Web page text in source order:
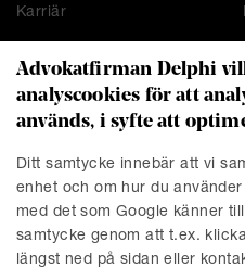
Karriär
KONTAKT
Stockholm
Presskontakt
Linköping
Advokatfirman Delphi
analyscookies för att
används, i syfte att
Ditt samtycke innebär att vi
enhet och om hur du
med det som Google känner
samtycke genom att t.ex.
längst ned på sidan eller